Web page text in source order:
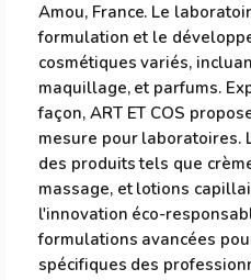
Amou, France. Le
formulation et le
cosmétiques variés,
maquillage, et parfums.
façon, ART ET COS
mesure pour laboratoires.
des produits tels que
massage, et lotions
l'innovation éco-
formulations avancées
spécifiques des